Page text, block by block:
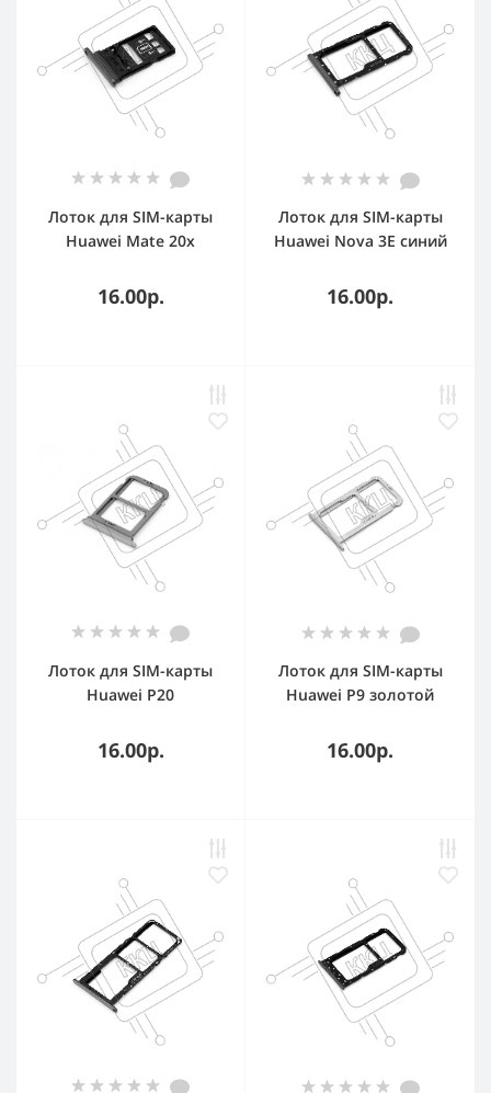
Лоток для SIM-карты
Huawei Mate 20x
16.00р.
Лоток для SIM-карты
Huawei Nova 3E синий
16.00р.
Лоток для SIM-карты
Huawei P20
16.00р.
Лоток для SIM-карты
Huawei P9 золотой
16.00р.